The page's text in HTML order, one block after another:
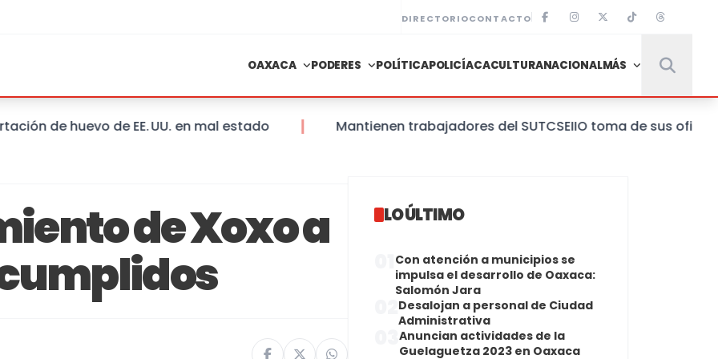
DIRECTORIOCONTACTO
OAXACA PODERES POLÍTICAPOLICÍACACULTURANACIONALMÁS
huevo de EE. UU. en mal estado Mantienen trabajadores del SUTCSEIIO toma de sus oficinas
de Xoxo a LO ÚLTIMO
Con atención a municipios se
impulsa el desarrollo de Oaxaca:
Salomón Jara
Desalojan a personal de Ciudad
Administrativa
Anuncian actividades de la
Guelaguetza 2023 en Oaxaca